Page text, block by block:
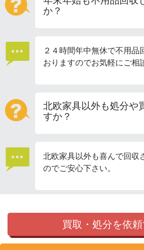
か？
２４時間年中無休で不用品
おりますのでお気軽にご相
北欧家具以外も処分や
すか？
北欧家具以外も喜んで回収
のでご安心下さい。
買取・処分を依